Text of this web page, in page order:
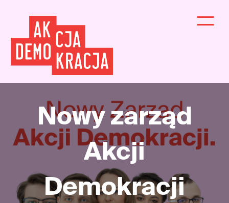
Nowy zarząd
Akcji
Demokracji